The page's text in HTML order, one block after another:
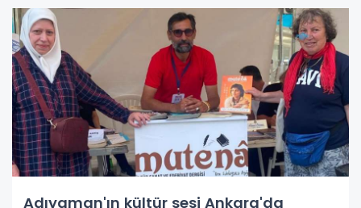
Adıyaman'ın kültür sesi Ankara'da